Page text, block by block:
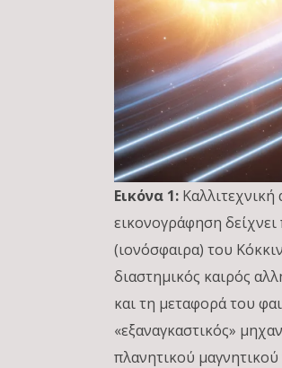
Εικόνα 1:
εικονογράφηση
(ιονόσφαιρα) του
διαστημικός καιρός
και τη μεταφορά του
«εξαναγκαστικός»
πλανητικού μαγνητικού